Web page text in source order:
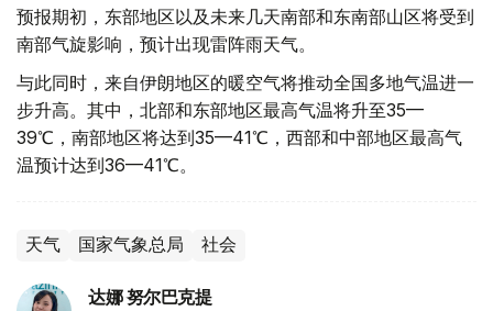
预报期初，东部地区以及未来几天南部和东南部山区将受到
南部气旋影响，预计出现雷阵雨天气。
与此同时，来自伊朗地区的暖空气将推动全国多地气温进一
步升高。其中，北部和东部地区最高气温将升至35—
39℃，南部地区将达到35—41℃，西部和中部地区最高气
温预计达到36—41℃。
天气 国家气象总局 社会
达娜 努尔巴克提